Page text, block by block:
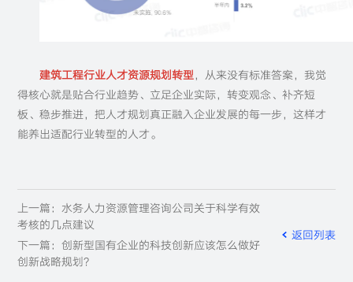
建筑工程行业人才资源规划转型，从来没有标准答案，我觉
得核心就是贴合行业趋势、立足企业实际，转变观念、补齐短
板、稳步推进，把人才规划真正融入企业发展的每一步，这样才
能养出适配行业转型的人才。
上一篇：水务人力资源管理咨询公司关于科学有效
考核的几点建议
下一篇：创新型国有企业的科技创新应该怎么做好
创新战略规划?
返回列表